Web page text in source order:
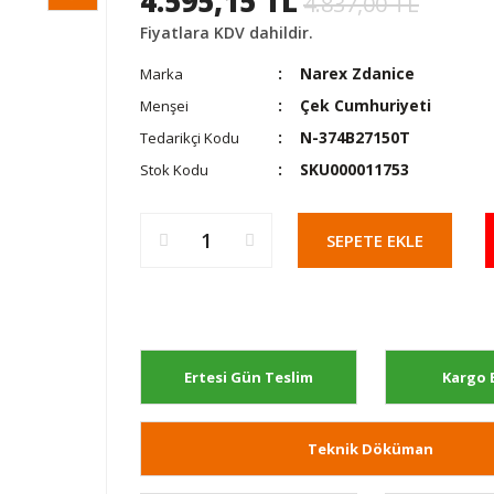
Fiyatlara KDV dahildir.
Marka Narex Zdanice
Menşei Çek Cumhuriyeti
Tedarikçi Kodu N-374B27150T
Stok Kodu SKU000011753
SEPETE EKLE
Ertesi Gün Teslim Kargo
Teknik Döküman